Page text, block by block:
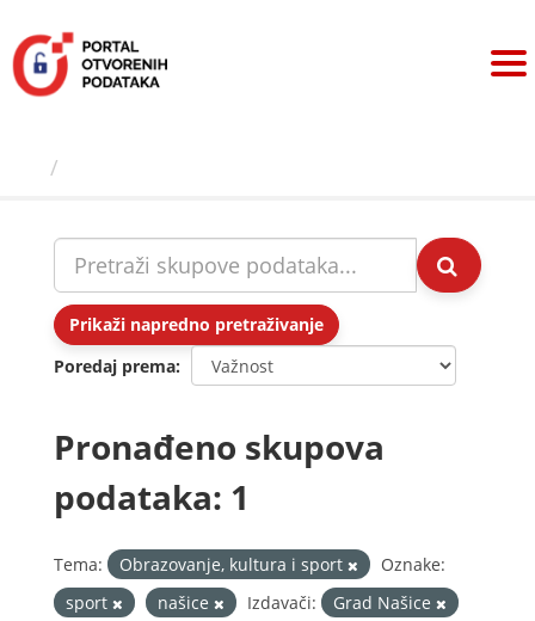
sadržaj
Prikaži napredno pretraživanje
Poredaj prema
Pronađeno skupova
podataka: 1
Tema: Obrazovanje, kultura i sport
Oznake:
sport
našice Izdavači:
Grad Našice